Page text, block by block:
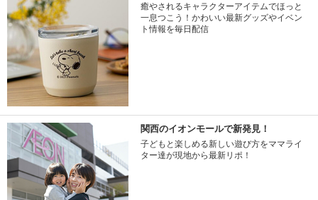
癒やされるキャラクターアイテムでほっと
一息つこう！かわいい最新グッズやイベン
ト情報を毎日配信
関西のイオンモールで新発見！
子どもと楽しめる新しい遊び方をママライ
ター達が現地から最新リポ！